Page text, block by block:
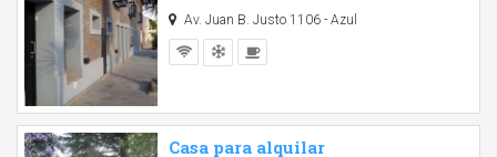
Av. Juan B. Justo 1106 - Azul
Casa para alquilar